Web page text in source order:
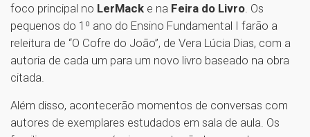
foco principal no LerMack e na Feira do Livro . Os
pequenos do 1º ano do Ensino Fundamental I farão a
releitura de “O Cofre do João”, de Vera Lúcia Dias, com a
autoria de cada um para um novo livro baseado na obra
citada.
Além disso, acontecerão momentos de conversas com
autores de exemplares estudados em sala de aula. Os